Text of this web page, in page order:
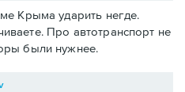
Крыма ударить негде.
Про автотранспорт не
были нужнее.